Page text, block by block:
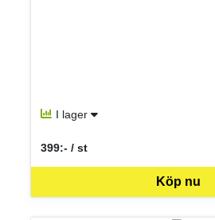
I lager
Köp nu
399:- / st
SEK per ST